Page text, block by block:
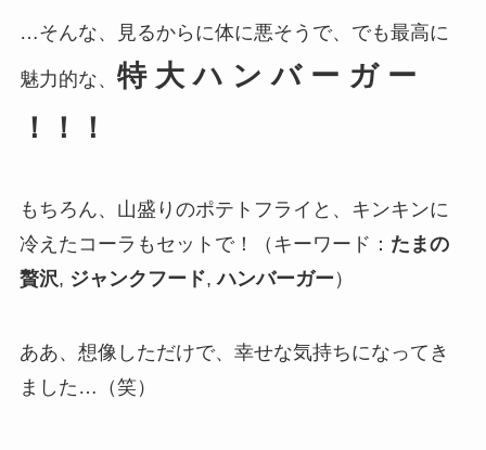
…そんな、見るからに体に悪そうで、でも最高に
魅力的な、 特 大 ハ ン バ ー ガ ー
！！！
もちろん、山盛りのポテトフライと、キンキンに
冷えたコーラもセットで！（キーワード： たまの
贅沢, ジャンクフード,ハンバーガー ）
ああ、想像しただけで、幸せな気持ちになってき
ました…（笑）